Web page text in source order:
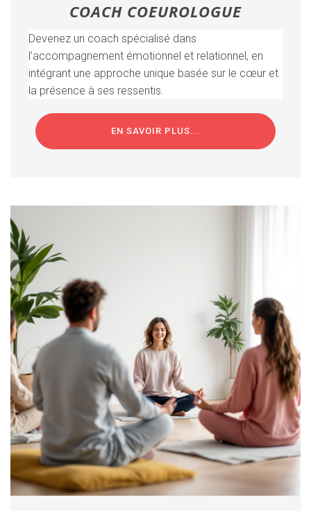
COACH COEUROLOGUE
Devenez un coach spécialisé dans
l’accompagnement émotionnel et relationnel, en
intégrant une approche unique basée sur le cœur et
la présence à ses ressentis.
EN SAVOIR PLUS...